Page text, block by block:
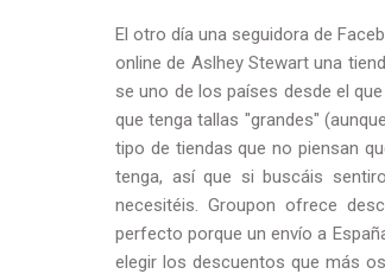
El otro día una seguidora de
online de Aslhey Stewartuna
se uno de los países desde el
que tenga tallas "grandes"
tipo de tiendas que no piensan
tenga, así que si buscáis
necesitéis. Groupon ofrece
perfecto porque un envío a
elegir los descuentos que más